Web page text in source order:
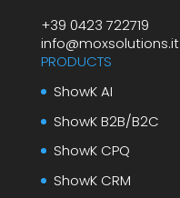
+39 0423 722719
info@moxsolutions.it
PRODUCTS
ShowK AI
ShowK B2B/B2C
ShowK CPQ
ShowK CRM